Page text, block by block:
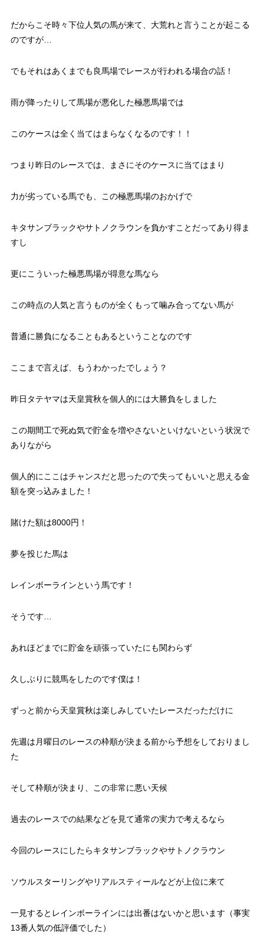
だからこそ時々下位人気の馬が来て、大荒れと言うことが起こる
のですが…
でもそれはあくまでも良馬場でレースが行われる場合の話！
雨が降ったりして馬場が悪化した極悪馬場では
このケースは全く当てはまらなくなるのです！！
つまり昨日のレースでは、まさにそのケースに当てはまり
力が劣っている馬でも、この極悪馬場のおかげで
キタサンブラックやサトノクラウンを負かすことだってあり得ま
すし
更にこういった極悪馬場が得意な馬なら
この時点の人気と言うものが全くもって噛み合ってない馬が
普通に勝負になることもあるということなのです
ここまで言えば、もうわかったでしょう？
昨日タテヤマは天皇賞秋を個人的には大勝負をしました
この期間工で死ぬ気で貯金を増やさないといけないという状況で
ありながら
個人的にここはチャンスだと思ったので失ってもいいと思える金
額を突っ込みました！
賭けた額は8000円！
夢を投じた馬は
レインボーラインという馬です！
そうです…
あれほどまでに貯金を頑張っていたにも関わらず
久しぶりに競馬をしたのです僕は！
ずっと前から天皇賞秋は楽しみしていたレースだっただけに
先週は月曜日のレースの枠順が決まる前から予想をしておりまし
た
そして枠順が決まり、この非常に悪い天候
過去のレースでの結果などを見て通常の実力で考えるなら
今回のレースにしたらキタサンブラックやサトノクラウン
ソウルスターリングやリアルスティールなどが上位に来て
一見するとレインボーラインには出番はないかと思います（事実
13番人気の低評価でした）